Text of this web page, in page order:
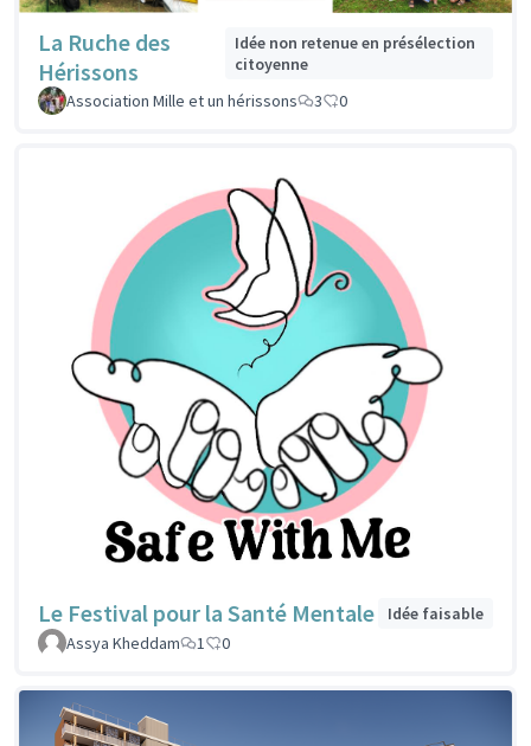
La Ruche des
Hérissons
Idée non retenue en présélection
citoyenne
Association Mille et un hérissons
3 0
Le Festival pour la Santé Mentale
Idée faisable
Assya Kheddam
1 0